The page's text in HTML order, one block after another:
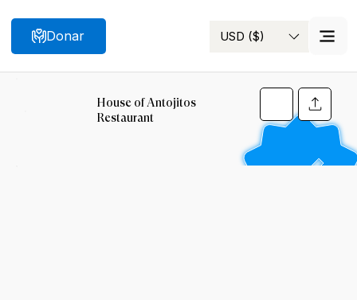
Buscar USD ($)
Donar
House of Antojitos
Restaurant